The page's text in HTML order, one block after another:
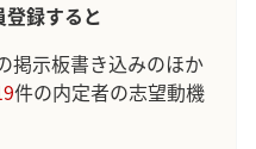
録すると
掲示板書き込みのほか
件の内定者の志望動機